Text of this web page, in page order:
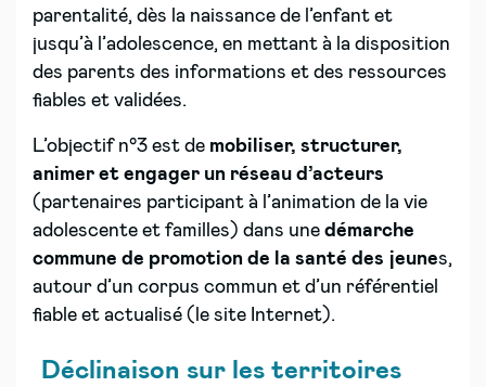
parentalité, dès la naissance de l’enfant et
jusqu’à l’adolescence, en mettant à la disposition
des parents des informations et des ressources
fiables et validées.
L’objectif n°3 est de mobiliser, structurer,
animer et engager un réseau d’acteurs
(partenaires participant à l’animation de la vie
adolescente et familles) dans une démarche
commune de promotion de la santé des jeunes,
autour d’un corpus commun et d’un référentiel
fiable et actualisé (le site Internet).
Déclinaison sur les territoires